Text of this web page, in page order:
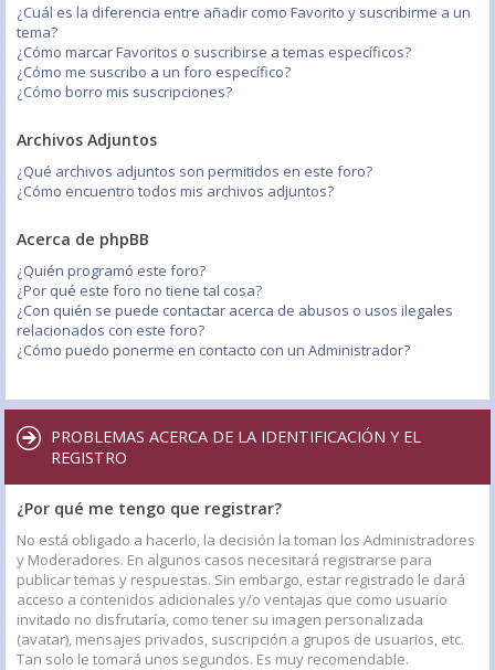
¿Cuál es la diferencia entre añadir como Favorito y suscribirme a un
tema?
¿Cómo marcar Favoritos o suscribirse a temas específicos?
¿Cómo me suscribo a un foro específico?
¿Cómo borro mis suscripciones?
Archivos Adjuntos
¿Qué archivos adjuntos son permitidos en este foro?
¿Cómo encuentro todos mis archivos adjuntos?
Acerca de phpBB
¿Quién programó este foro?
¿Por qué este foro no tiene tal cosa?
¿Con quién se puede contactar acerca de abusos o usos ilegales
relacionados con este foro?
¿Cómo puedo ponerme en contacto con un Administrador?
PROBLEMAS ACERCA DE LA IDENTIFICACIÓN Y EL
REGISTRO
¿Por qué me tengo que registrar?
No está obligado a hacerlo, la decisión la toman los Administradores
y Moderadores. En algunos casos necesitará registrarse para
publicar temas y respuestas. Sin embargo, estar registrado le dará
acceso a contenidos adicionales y/o ventajas que como usuario
invitado no disfrutaría, como tener su imagen personalizada
(avatar), mensajes privados, suscripción a grupos de usuarios, etc.
Tan solo le tomará unos segundos. Es muy recomendable.